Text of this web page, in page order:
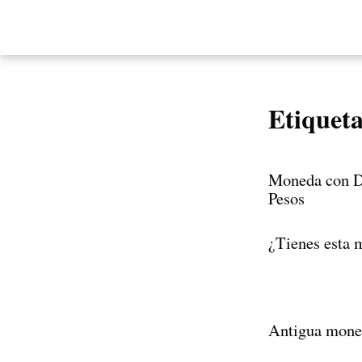
Moneda con
Pesos
¿Tienes esta
Antigua